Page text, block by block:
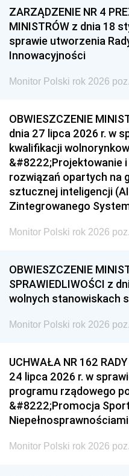
ZARZĄDZENIE NR 4
MINISTRÓW z dnia 18
sprawie utworzenia
Innowacyjności
Monitor Polski rok 2026
OBWIESZCZENIE
dnia 27 lipca 2026 r. w
kwalifikacji
&#8222;Projektowanie
rozwiązań opartych na
sztucznej inteligencji
Zintegrowanego
Monitor Polski rok 2026
OBWIESZCZENIE
SPRAWIEDLIWOŚCI z
wolnych stanowiskach
Monitor Polski rok 2026
UCHWAŁA NR 162
24 lipca 2026 r. w
programu rządowego
&#8222;Promocja
Monitor Polski rok 2026